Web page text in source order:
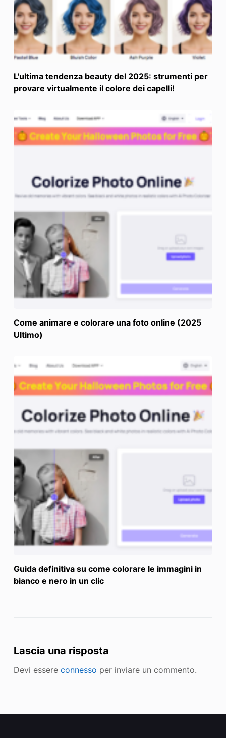
L'ultima tendenza beauty del 2025: strumenti per
provare virtualmente il colore dei capelli!
Come animare e colorare una foto online (2025
Ultimo)
Guida definitiva su come colorare le immagini in
bianco e nero in un clic
Lascia una risposta
Devi essere connesso per inviare un commento.